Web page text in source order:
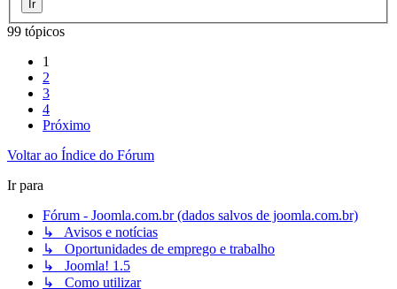
99 tópicos
1
2
3
4
Próximo
Voltar ao Índice do Fórum
Ir para
Fórum - Joomla.com.br (dados salvos de joomla.com.br)
↳ Avisos e notícias
↳ Oportunidades de emprego e trabalho
↳ Joomla! 1.5
↳ Como utilizar